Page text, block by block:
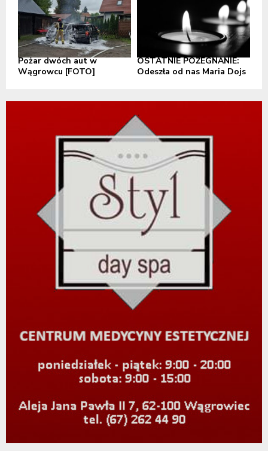
Pożar dwóch aut w
Wągrowcu [FOTO]
OSTATNIE POŻEGNANIE:
Odeszła od nas Maria Dojs